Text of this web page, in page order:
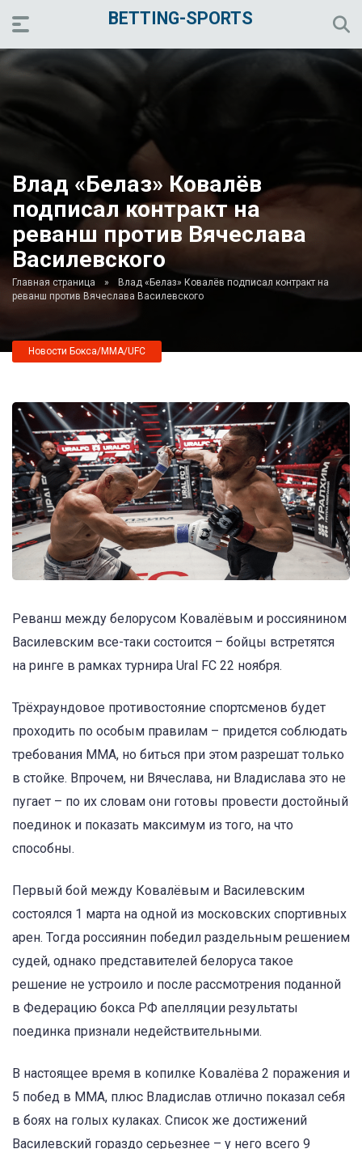
BETTING-SPORTS
Влад «Белаз» Ковалёв
подписал контракт на
реванш против Вячеслава
Василевского
Главная страница »
Влад «Белаз» Ковалёв подписал контракт на
реванш против Вячеслава Василевского
Новости Бокса/MMA/UFC
Реванш между белорусом Ковалёвым и россиянином
Василевским все-таки состоится – бойцы встретятся
на ринге в рамках турнира Ural FC 22 ноября.
Трёхраундовое противостояние спортсменов будет
проходить по особым правилам – придется соблюдать
требования MMA, но биться при этом разрешат только
в стойке. Впрочем, ни Вячеслава, ни Владислава это не
пугает – по их словам они готовы провести достойный
поединок и показать максимум из того, на что
способны.
Первый бой между Ковалёвым и Василевским
состоялся 1 марта на одной из московских спортивных
арен. Тогда россиянин победил раздельным решением
судей, однако представителей белоруса такое
решение не устроило и после рассмотрения поданной
в Федерацию бокса РФ апелляции результаты
поединка признали недействительными.
В настоящее время в копилке Ковалёва 2 поражения и
5 побед в MMA, плюс Владислав отлично показал себя
в боях на голых кулаках. Список же достижений
Василевский гораздо серьезнее – у него всего 9